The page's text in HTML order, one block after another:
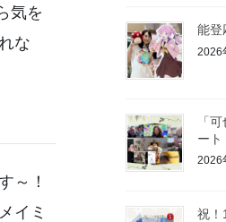
気を
な
～！
イミ
能登
2026
「
ート
2026
祝！